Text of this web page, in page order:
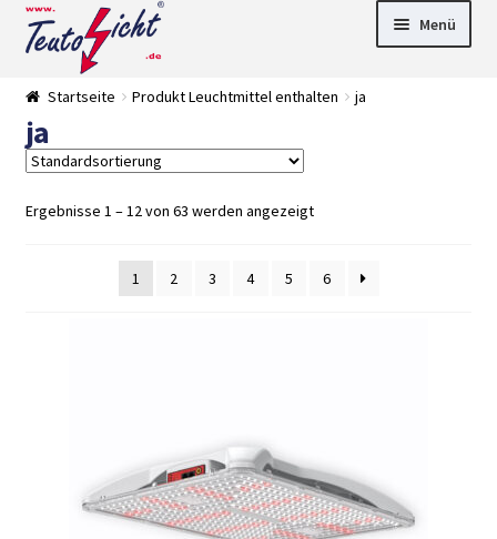
Zur
Navigation
springen
Springe
zum
Menü
►
Versandarten
► Zahlarten
Startseite Produkt Leuchtmittel enthalten ja
ja
Ergebnisse 1 – 12 von 63 werden angezeigt
1 2 3 4 5 6